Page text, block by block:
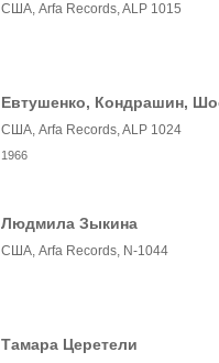
США, Arfa Records, ALP 1015
Евтушенко, Кондрашин,
США, Arfa Records, ALP 1024
1966
Людмила Зыкина
США, Arfa Records, N-1044
Тамара Церетели